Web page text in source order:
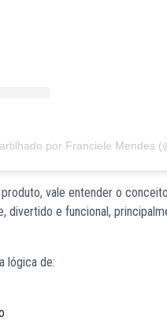
por Franciele Mendes
vale entender o
divertido e funcional,
lógica de: